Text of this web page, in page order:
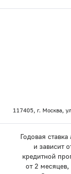
117405, г. Москва,
Годовая
и зависит
кредитной
от 2